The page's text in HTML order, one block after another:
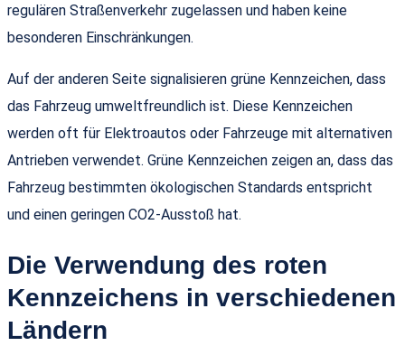
regulären Straßenverkehr zugelassen und haben keine
besonderen Einschränkungen.
Auf der anderen Seite signalisieren grüne Kennzeichen, dass
das Fahrzeug umweltfreundlich ist. Diese Kennzeichen
werden oft für Elektroautos oder Fahrzeuge mit alternativen
Antrieben verwendet. Grüne Kennzeichen zeigen an, dass das
Fahrzeug bestimmten ökologischen Standards entspricht
und einen geringen CO2-Ausstoß hat.
Die Verwendung des roten
Kennzeichens in verschiedenen
Ländern